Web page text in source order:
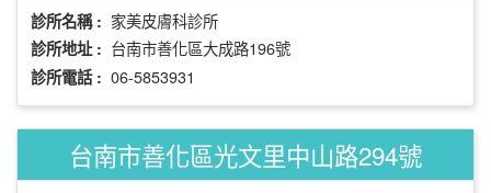
診所名稱 : 家美皮膚科診所
診所地址 : 台南市善化區大成路196號
診所電話 : 06-5853931
台南市善化區光文里中山路294號